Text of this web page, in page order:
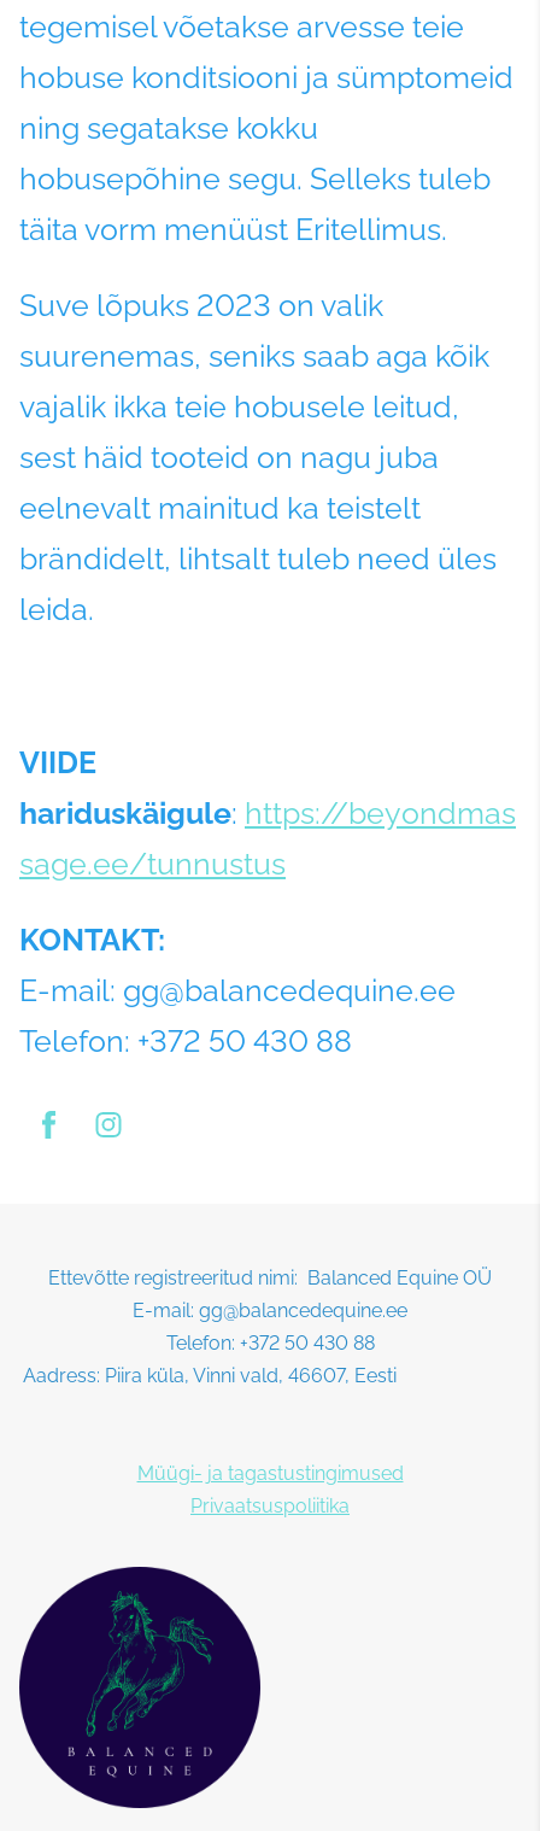
tegemisel võetakse arvesse teie
hobuse konditsiooni ja sümptomeid
ning segatakse kokku
hobusepõhine segu. Selleks tuleb
täita vorm menüüst Eritellimus.
Suve lõpuks 2023 on valik
suurenemas, seniks saab aga kõik
vajalik ikka teie hobusele leitud,
sest häid tooteid on nagu juba
eelnevalt mainitud ka teistelt
brändidelt, lihtsalt tuleb need üles
leida.
VIIDE
hariduskäigule: https://beyondmas
sage.ee/tunnustus
KONTAKT:
E-mail: gg@balancedequine.ee
Telefon: +372 50 430 88
Ettevõtte registreeritud nimi: Balanced Equine OÜ
E-mail: gg@balancedequine.ee
Telefon: +372 50 430 88
Aadress: Piira küla, Vinni vald, 46607, Eesti
Müügi- ja tagastustingimused
Privaatsuspoliitika